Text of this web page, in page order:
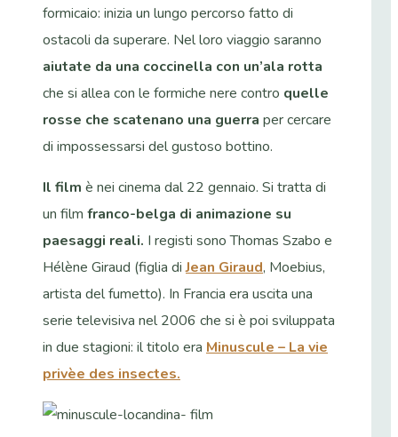
formicaio: inizia un lungo percorso fatto di
ostacoli da superare. Nel loro viaggio saranno
aiutate da una coccinella con un’ala rotta
che si allea con le formiche nere contro quelle
rosse che scatenano una guerra per cercare
di impossessarsi del gustoso bottino.
Il film è nei cinema dal 22 gennaio. Si tratta di
un film franco-belga di animazione su
paesaggi reali. I registi sono Thomas Szabo e
Hélène Giraud (figlia diJean Giraud, Moebius,
artista del fumetto). In Francia era uscita una
serie televisiva nel 2006 che si è poi sviluppata
in due stagioni: il titolo era Minuscule – La vie
privèe des insectes.